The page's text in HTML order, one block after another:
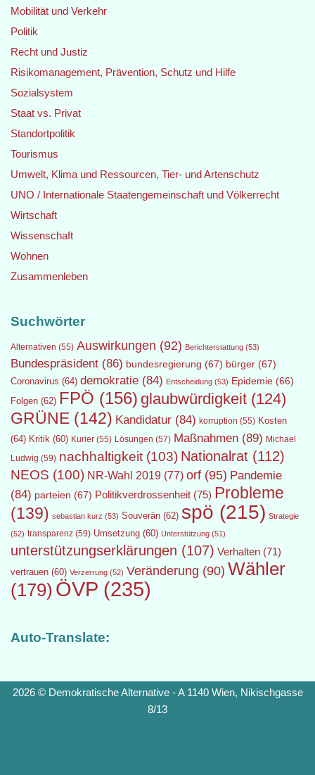
Mobilität und Verkehr
Politik
Recht und Justiz
Risikomanagement, Prävention, Schutz und Hilfe
Sozialsystem
Staat vs. Privat
Standortpolitik
Tourismus
Umwelt, Klima und Ressourcen, Tier- und Artenschutz
UNO / Internationale Staatengemeinschaft und Völkerrecht
Wirtschaft
Wissenschaft
Wohnen
Zusammenleben
Suchwörter
Alternativen (55) Auswirkungen (92) Berichterstattung (53)
Bundespräsident (86) bundesregierung (67) bürger (67)
Coronavirus (64) demokratie (84) Entscheidung (53) Epidemie (66)
Folgen (62) FPÖ (156) glaubwürdigkeit (124)
GRÜNE (142) Kandidatur (84) korruption (55) Kosten
(64) Kritik (60) Kurier (55) Lösungen (57) Maßnahmen (89) Michael
Ludwig (59) nachhaltigkeit (103) Nationalrat (112)
NEOS (100) NR-Wahl 2019 (77) orf (95) Pandemie
(84) parteien (67) Politikverdrossenheit (75) Probleme
(139) sebastian kurz (53) Souverän (62) spö (215) Strategie
(52) transparenz (59) Umsetzung (60) Unterstützung (51)
unterstützungserklärungen (107) Verhalten (71)
vertrauen (60) Verzerrung (52) Veränderung (90) Wähler
(179) ÖVP (235)
Auto-Translate:
2026 © Demokratische Alternative - A 1140 Wien, Nikischgasse
8/13